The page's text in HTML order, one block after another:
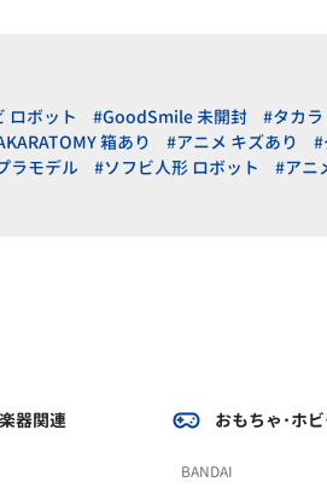
ロボット #GoodSmile 未開封 #タカラ
箱あり #アニメ キズあり
#
ラモデル #ソフビ人形 ロボット #アニ
器関連 おもちゃ･ホ
BANDAI